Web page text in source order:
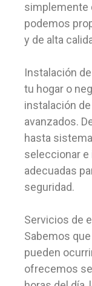
simplemente
podemos
y de alta
Instalación
tu hogar o
instalación
avanzados.
hasta
seleccionar
adecuadas
seguridad.
Servicios de
Sabemos
pueden
ofrecemos